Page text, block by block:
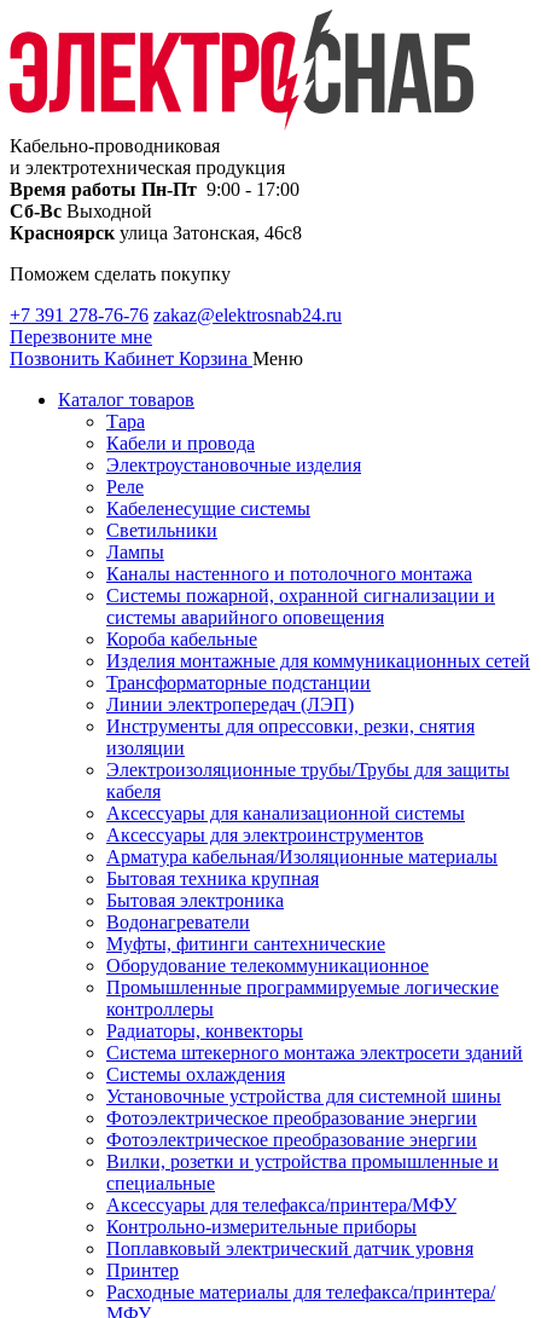
Кабельно-проводниковая
и электротехническая продукция
Время работы Пн-Пт 9:00 - 17:00
Сб-Вс Выходной
Красноярск улица Затонская, 46с8
Поможем сделать покупку
+7 391 278-76-76 zakaz@elektrosnab24.ru
Перезвоните мне
Позвонить Кабинет Корзина Меню
Каталог товаров
Тара
Кабели и провода
Электроустановочные изделия
Реле
Кабеленесущие системы
Светильники
Лампы
Каналы настенного и потолочного монтажа
Системы пожарной, охранной сигнализации и
системы аварийного оповещения
Короба кабельные
Изделия монтажные для коммуникационных сетей
Трансформаторные подстанции
Линии электропередач (ЛЭП)
Инструменты для опрессовки, резки, снятия
изоляции
Электроизоляционные трубы/Трубы для защиты
кабеля
Аксессуары для канализационной системы
Аксессуары для электроинструментов
Арматура кабельная/Изоляционные материалы
Бытовая техника крупная
Бытовая электроника
Водонагреватели
Муфты, фитинги сантехнические
Оборудование телекоммуникационное
Промышленные программируемые логические
контроллеры
Радиаторы, конвекторы
Система штекерного монтажа электросети зданий
Системы охлаждения
Установочные устройства для системной шины
Фотоэлектрическое преобразование энергии
Фотоэлектрическое преобразование энергии
Вилки, розетки и устройства промышленные и
специальные
Аксессуары для телефакса/принтера/МФУ
Контрольно-измерительные приборы
Поплавковый электрический датчик уровня
Принтер
Расходные материалы для телефакса/принтера/
МФУ